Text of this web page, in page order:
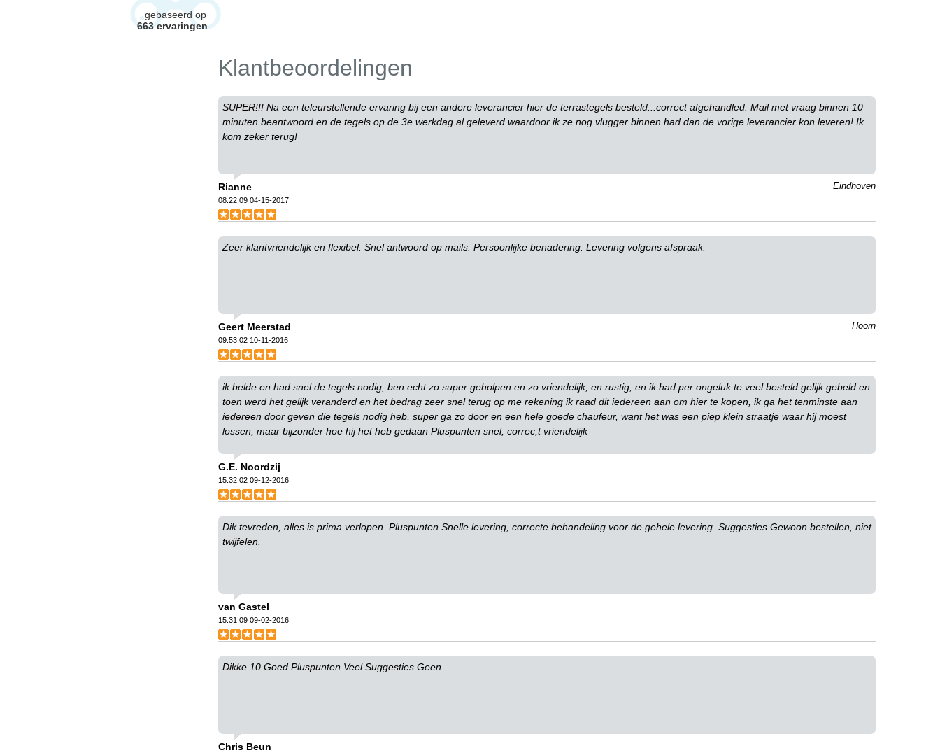
gebaseerd op
663 ervaringen
Klantbeoordelingen
SUPER!!! Na een teleurstellende ervaring bij een andere leverancier hier de terrastegels besteld...correct afgehandled. Mail met vraag binnen 10
minuten beantwoord en de tegels op de 3e werkdag al geleverd waardoor ik ze nog vlugger binnen had dan de vorige leverancier kon leveren! Ik
kom zeker terug!
Rianne Eindhoven
08:22:09 04-15-2017
Zeer klantvriendelijk en flexibel. Snel antwoord op mails. Persoonlijke benadering. Levering volgens afspraak.
Geert Meerstad Hoorn
09:53:02 10-11-2016
ik belde en had snel de tegels nodig, ben echt zo super geholpen en zo vriendelijk, en rustig, en ik had per ongeluk te veel besteld gelijk gebeld en
toen werd het gelijk veranderd en het bedrag zeer snel terug op me rekening ik raad dit iedereen aan om hier te kopen, ik ga het tenminste aan
iedereen door geven die tegels nodig heb, super ga zo door en een hele goede chaufeur, want het was een piep klein straatje waar hij moest
lossen, maar bijzonder hoe hij het heb gedaan Pluspunten snel, correc,t vriendelijk
G.E. Noordzij
15:32:02 09-12-2016
Dik tevreden, alles is prima verlopen. Pluspunten Snelle levering, correcte behandeling voor de gehele levering. Suggesties Gewoon bestellen, niet
twijfelen.
van Gastel
15:31:09 09-02-2016
Dikke 10 Goed Pluspunten Veel Suggesties Geen
Chris Beun